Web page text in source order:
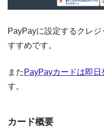
PayPayに設定するクレジ
すすめです。
また PayPayカードは即日
す。
カード概要